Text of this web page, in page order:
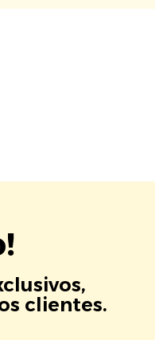
clientes.